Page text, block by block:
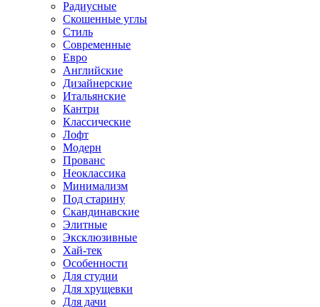
Радиусные
Скошенные углы
Стиль
Современные
Евро
Английские
Дизайнерские
Итальянские
Кантри
Классические
Лофт
Модерн
Прованс
Неоклассика
Минимализм
Под старину
Скандинавские
Элитные
Эксклюзивные
Хай-тек
Особенности
Для студии
Для хрущевки
Для дачи